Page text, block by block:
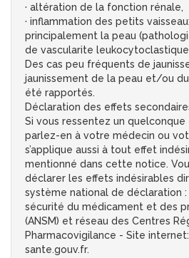
· altération de la fonction rénale,
· inflammation des petits
principalement la peau
de vascularite
Des cas peu fréquents de
jaunissement de la peau et/ou
été rapportés.
Déclaration des effets
Si vous ressentez un quelconque
parlez-en à votre médecin ou
s’applique aussi à tout effet
mentionné dans cette notice.
déclarer les effets indésirables
système national de déclaration
sécurité du médicament et des
(ANSM) et réseau des Centres
Pharmacovigilance - Site
sante.gouv.fr.